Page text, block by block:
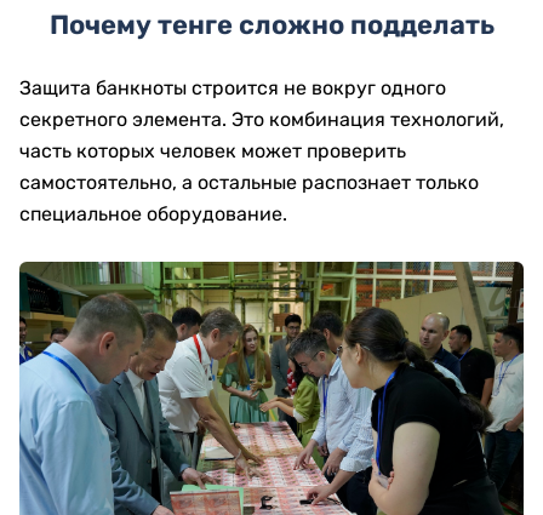
Почему тенге сложно подделать
Защита банкноты строится не вокруг одного
секретного элемента. Это комбинация технологий,
часть которых человек может проверить
самостоятельно, а остальные распознает только
специальное оборудование.